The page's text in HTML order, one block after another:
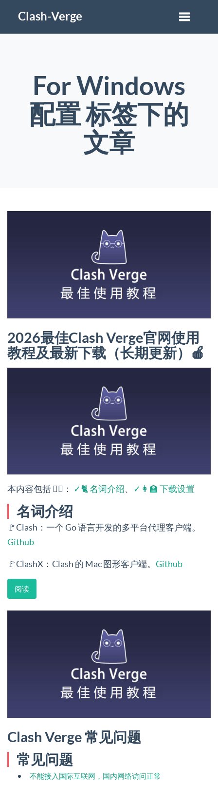
Clash-Verge
For Windows
配置 标签下的
文章
2026最佳Clash Verge官网使用
教程及最新下载（长期更新）🍎
本内容包括 👉🏻： ✓🐈 名词介绍、 ✓👩‍🏫 下载设置
名词介绍
🚩Clash：一个 Go 语言开发的多平台代理客户端。
Github
🚩ClashX：Clash 的 Mac 图形客户端。 Github
阅读
Clash Verge 常见问题
常见问题
不能接入国际互联网，国内网络访问正常